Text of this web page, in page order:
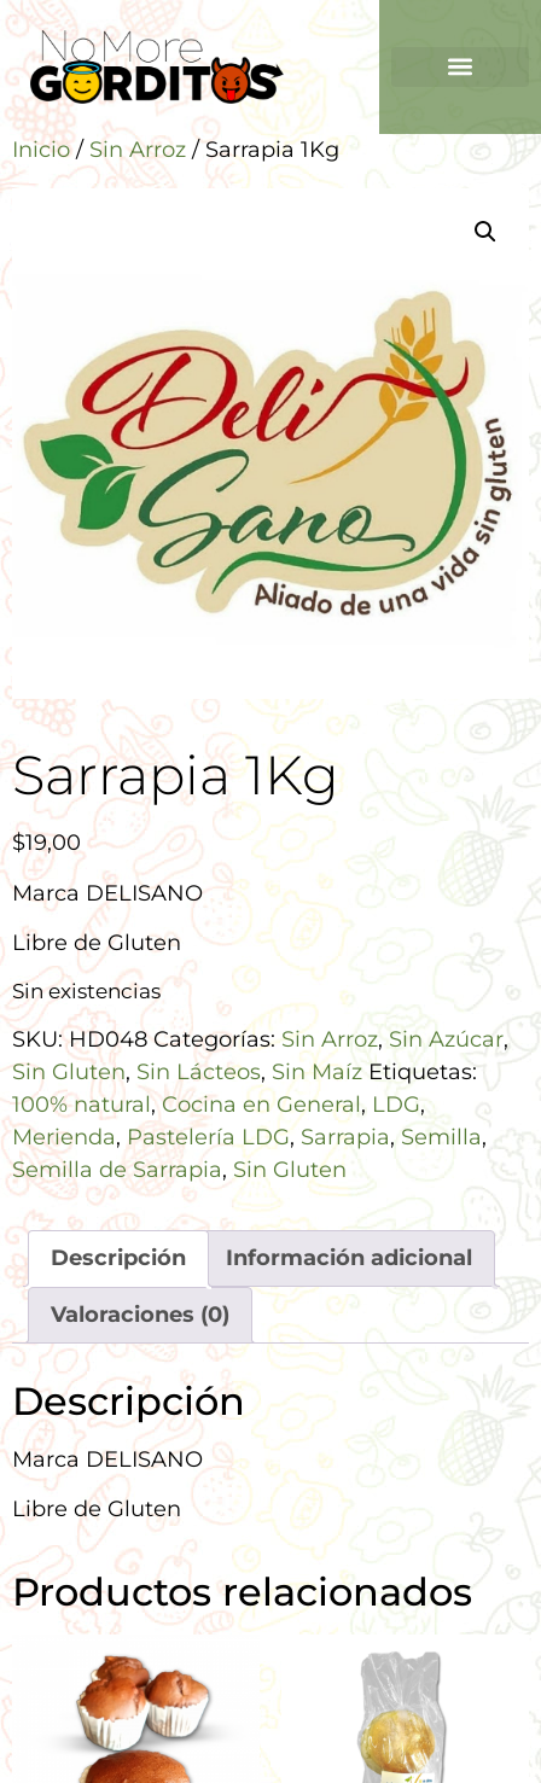
Inicio/ Sin Arroz / Sarrapia 1Kg
Sarrapia 1Kg
$19,00
Marca DELISANO
Libre de Gluten
Sin existencias
SKU:HD048 Categorías:Sin Arroz,Sin Azúcar,
Sin Gluten, Sin Lácteos, Sin Maíz Etiquetas:
100% natural, Cocina en General, LDG,
Merienda, Pastelería LDG, Sarrapia, Semilla,
Semilla de Sarrapia, Sin Gluten
Descripción Información adicional
Valoraciones (0)
Descripción
Marca DELISANO
Libre de Gluten
Productos relacionados